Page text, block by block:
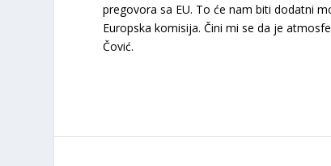
pregovora sa EU. To će nam biti dodatni
Europska komisija. Čini mi se da je
Čović.